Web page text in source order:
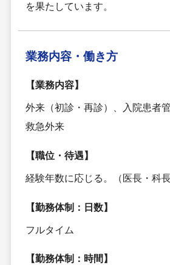
を果たしています。
業務内容・ 働き方
【業務内容】
外来（初診・再診）、入院患者
救急外来
【職位・待遇】
経験年数に応じる。（医長・科長
【勤務体制：日数】
フルタイム
【勤務体制：時間】